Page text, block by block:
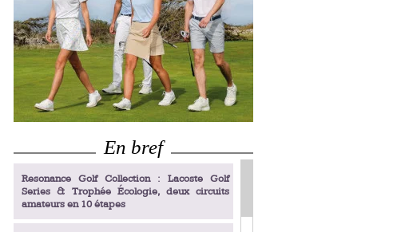
En bref
Resonance Golf Collection : Lacoste Golf
Series & Trophée Écologie, deux circuits
amateurs en 10 étapes